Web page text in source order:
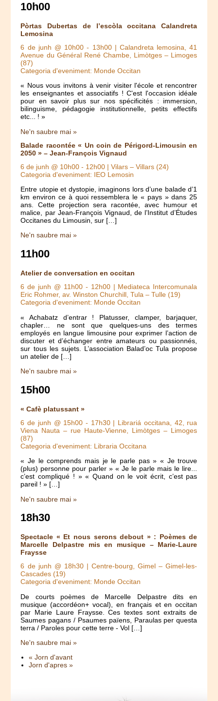
10h00
Pòrtas Dubertas de l’escòla occitana Calandreta
Lemosina
6 de junh @ 10h00 - 13h00| Calandreta lemosina, 41
Avenue du Général René Chambe, Limòtges – Limoges
(87)
Categoria d'eveniment: Monde Occitan
« Nous vous invitons à venir visiter l'école et rencontrer
les enseignantes et associatifs ! C'est l'occasion idéale
pour en savoir plus sur nos spécificités : immersion,
bilinguisme, pédagogie institutionnelle, petits effectifs
etc... ! »
Ne'n saubre mai »
Balade racontée « Un coin de Périgord-Limousin en
2050 » – Jean-François Vignaud
6 de junh @ 10h00 - 12h00 | Vilars – Villars (24)
Categoria d'eveniment: IEO Lemosin
Entre utopie et dystopie, imaginons lors d’une balade d’1
km environ ce à quoi ressemblera le « pays » dans 25
ans. Cette projection sera racontée, avec humour et
malice, par Jean-François Vignaud, de l’Institut d’Études
Occitanes du Limousin, sur […]
Ne'n saubre mai »
11h00
Atelier de conversation en occitan
6 de junh @ 11h00- 12h00| Mediateca Intercomunala
Eric Rohmer, av. Winston Churchill, Tula – Tulle (19)
Categoria d'eveniment: Monde Occitan
« Achabatz d’entrar ! Platusser, clamper, barjaquer,
chapler… ne sont que quelques-uns des termes
employés en langue limousine pour exprimer l’action de
discuter et d’échanger entre amateurs ou passionnés,
sur tous les sujets. L’association Balad’oc Tula propose
un atelier de […]
Ne'n saubre mai »
15h00
« Cafè platussant »
6 de junh @ 15h00 - 17h30| Librariá occitana, 42, rua
Viena Nauta – rue Haute-Vienne, Limòtges – Limoges
(87)
Categoria d'eveniment: Libraria Occitana
« Je le comprends mais je le parle pas » « Je trouve
(plus) personne pour parler » « Je le parle mais le lire...
c’est compliqué ! » « Quand on le voit écrit, c’est pas
pareil ! » […]
Ne'n saubre mai »
18h30
Spectacle « Et nous serons debout » : Poèmes de
Marcelle Delpastre mis en musique – Marie-Laure
Fraysse
6 de junh @ 18h30| Centre-bourg, Gimel – Gimel-les-
Cascades (19)
Categoria d'eveniment: Monde Occitan
De courts poèmes de Marcelle Delpastre dits en
musique (accordéon+ vocal), en français et en occitan
par Marie Laure Fraysse. Ces textes sont extraits de
Saumes pagans / Psaumes païens, Paraulas per questa
terra / Paroles pour cette terre - Vol […]
Ne'n saubre mai »
« Jorn d'avant
Jorn d'apres »